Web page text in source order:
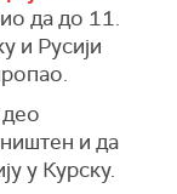
особа, а
области.
безбедна
од осам
деце.
да до 11.
и Русији
и да
у Курску.